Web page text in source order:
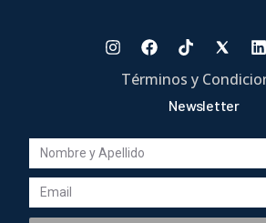
Términos y
Newsletter